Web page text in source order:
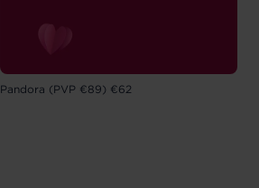
Pandora (PVP €89) €62